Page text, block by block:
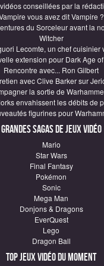
conseillées par la
vous avez dit Vampire ?
du Sorceleur avant la
Witcher
Lecomte, un chef cuisinier
extension pour Dark Age
Rencontre avec... Ron Gilbert
avec Clive Barker sur
la sortie de
envahissent les débits de
figurines pour
Grandes sagas de Jeux vidéo
Mario
Star Wars
Final Fantasy
Pokémon
Sonic
Mega Man
Donjons & Dragons
EverQuest
Lego
Dragon Ball
Top Jeux vidéo du moment